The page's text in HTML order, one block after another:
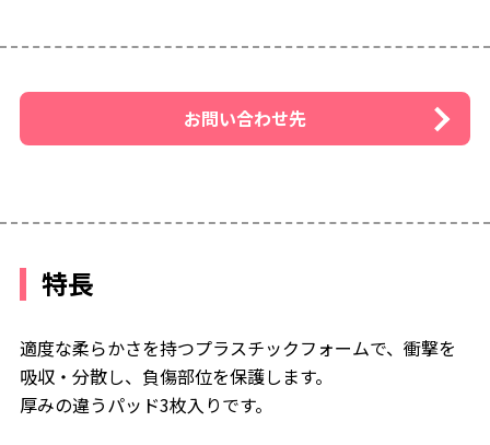
お問い合わせ先
特長
適度な柔らかさを持つプラスチックフォームで、衝撃を
吸収・分散し、負傷部位を保護します。
厚みの違うパッド3枚入りです。